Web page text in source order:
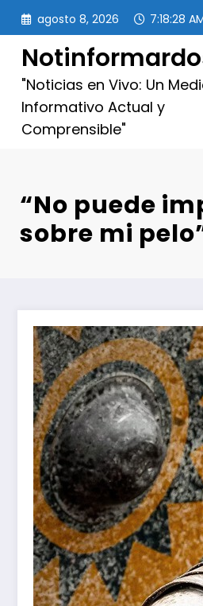
Saltar
contenido
agosto 8, 2026 7:18:30
"Noticias en Vivo: Un
Informativo Actual y
Comprensible"
“No puede
sobre mi